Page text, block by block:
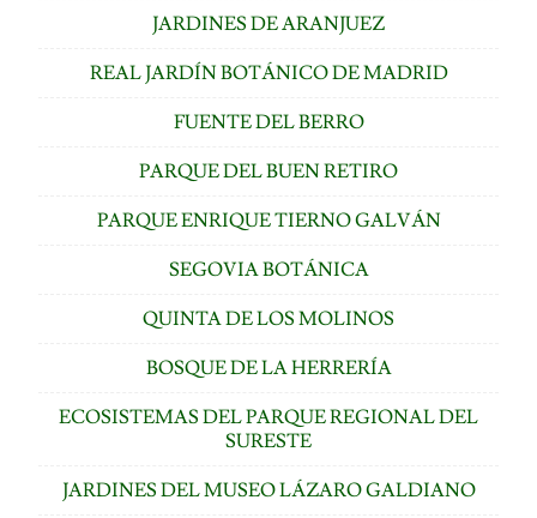
JARDINES DE ARANJUEZ
REAL JARDÍN BOTÁNICO DE MADRID
FUENTE DEL BERRO
PARQUE DEL BUEN RETIRO
PARQUE ENRIQUE TIERNO GALVÁN
SEGOVIA BOTÁNICA
QUINTA DE LOS MOLINOS
BOSQUE DE LA HERRERÍA
ECOSISTEMAS DEL PARQUE REGIONAL DEL
SURESTE
JARDINES DEL MUSEO LÁZARO GALDIANO